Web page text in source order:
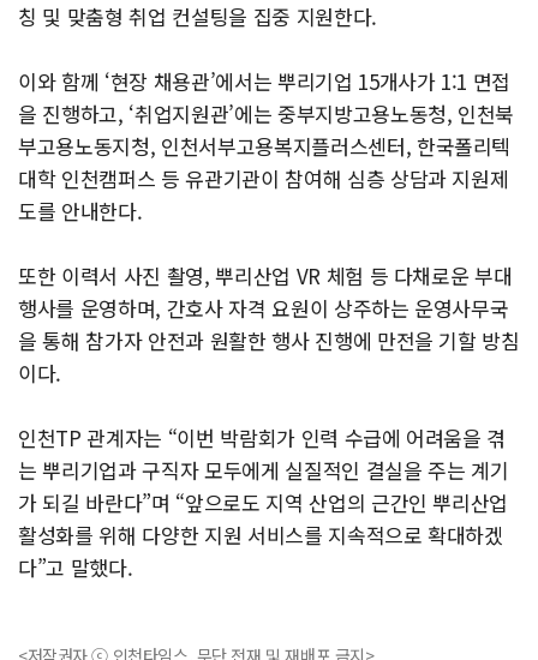
칭 및 맞춤형 취업 컨설팅을 집중 지원한다.
이와 함께 ‘현장 채용관’에서는 뿌리기업 15개사가 1:1 면접
을 진행하고, ‘취업지원관’에는 중부지방고용노동청, 인천북
부고용노동지청, 인천서부고용복지플러스센터, 한국폴리텍
대학 인천캠퍼스 등 유관기관이 참여해 심층 상담과 지원제
도를 안내한다.
또한 이력서 사진 촬영, 뿌리산업 VR 체험 등 다채로운 부대
행사를 운영하며, 간호사 자격 요원이 상주하는 운영사무국
을 통해 참가자 안전과 원활한 행사 진행에 만전을 기할 방침
이다.
인천TP 관계자는 “이번 박람회가 인력 수급에 어려움을 겪
는 뿌리기업과 구직자 모두에게 실질적인 결실을 주는 계기
가 되길 바란다”며 “앞으로도 지역 산업의 근간인 뿌리산업
활성화를 위해 다양한 지원 서비스를 지속적으로 확대하겠
다”고 말했다.
<저작권자 ⓒ 인천타임스, 무단 전재 및 재배포 금지>